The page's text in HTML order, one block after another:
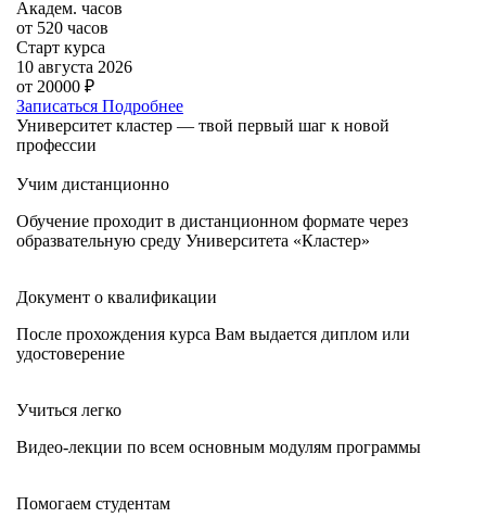
Академ. часов
от 520 часов
Старт курса
10 августа 2026
от 20000 ₽
Записаться Подробнее
Университет кластер — твой первый шаг к новой
профессии
Учим дистанционно
Обучение проходит в дистанционном формате через
образвательную среду Университета «Кластер»
Документ о квалификации
После прохождения курса Вам выдается диплом или
удостоверение
Учиться легко
Видео-лекции по всем основным модулям программы
Помогаем студентам